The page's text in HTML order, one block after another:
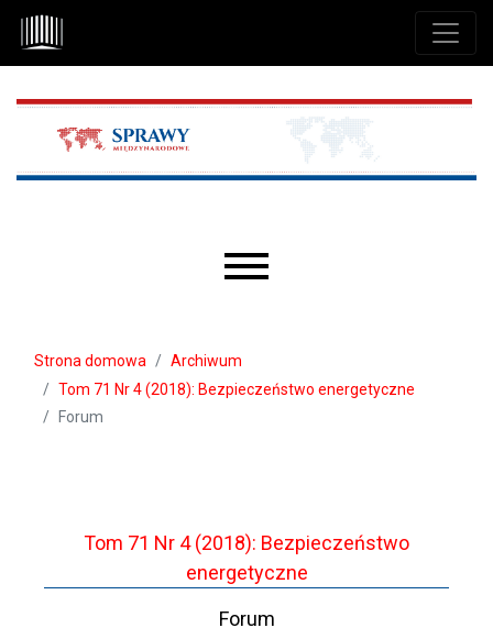
Przejdź do głównego menu
Przejdź do sekcji głównej
Przejdź do stopki
Strona domowa
Archiwum
Tom 71 Nr 4 (2018): Bezpieczeństwo energetyczne
Forum
Tom 71 Nr 4 (2018): Bezpieczeństwo
energetyczne
Forum